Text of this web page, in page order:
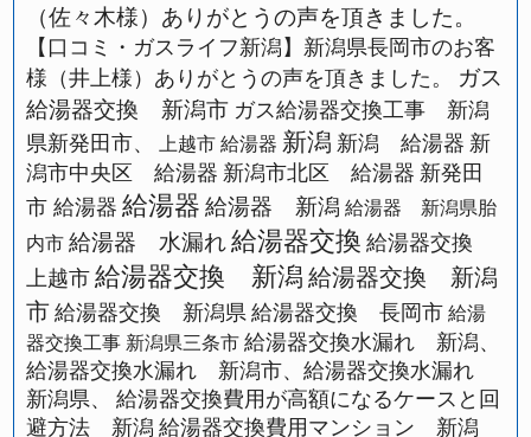
（佐々木様）ありがとうの声を頂きました。
【口コミ・ガスライフ新潟】新潟県長岡市のお客
様（井上様）ありがとうの声を頂きました。
ガス
給湯器交換 新潟市 ガス給湯器交換工事 新潟
県新発田市、
上越市 給湯器 新潟 新潟 給湯器 新
潟市中央区 給湯器 新潟市北区 給湯器 新発田
市 給湯器 給湯器 給湯器 新潟 給湯器 新潟県胎
内市 給湯器 水漏れ 給湯器交換 給湯器交換
上越市 給湯器交換 新潟 給湯器交換 新潟
市 給湯器交換 新潟県 給湯器交換 長岡市 給湯
器交換工事 新潟県三条市 給湯器交換水漏れ 新潟、
給湯器交換水漏れ 新潟市、給湯器交換水漏れ
新潟県、
給湯器交換費用が高額になるケースと回
避方法 新潟 給湯器交換費用マンション 新潟